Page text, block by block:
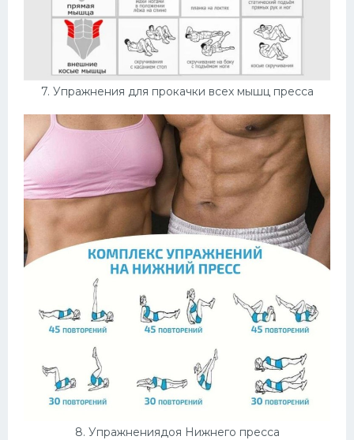
7. Упражнения для прокачки всех мышц пресса
8. Упражнениядоя Нижнего пресса